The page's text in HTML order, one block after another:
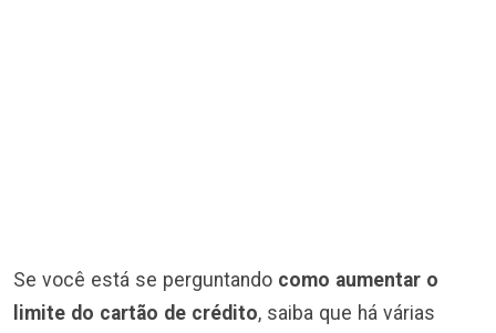
Se você está se perguntando como aumentar o
limite do cartão de crédito, saiba que há várias